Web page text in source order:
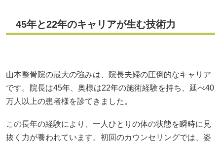
45年と22年のキャリアが生む技術力
山本整骨院の最大の強みは、院長夫婦の圧倒的なキャリア
です。院長は45年、奥様は22年の施術経験を持ち、延べ40
万人以上の患者様を診てきました。
この長年の経験により、一人ひとりの体の状態を瞬時に見
抜く力が養われています。初回のカウンセリングでは、姿